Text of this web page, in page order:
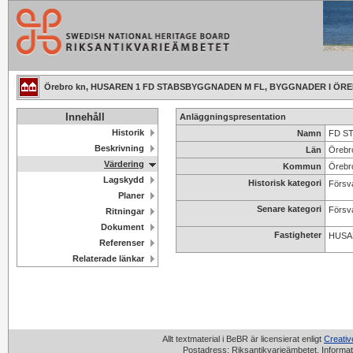
Örebro kn, HUSAREN 1 FD STABSBYGGNADEN M FL, BYGGNADER I
Innehåll
Historik
Beskrivning
Värdering
Lagskydd
Planer
Ritningar
Dokument
Referenser
Relaterade länkar
Anläggningspresentation
Namn
FD
Län
Kommun
Historisk kategori
Senare kategori
Fastigheter
Allt textmaterial i BeBR är licensierat enligt
Postadress: Riksantikvarieämbetet,